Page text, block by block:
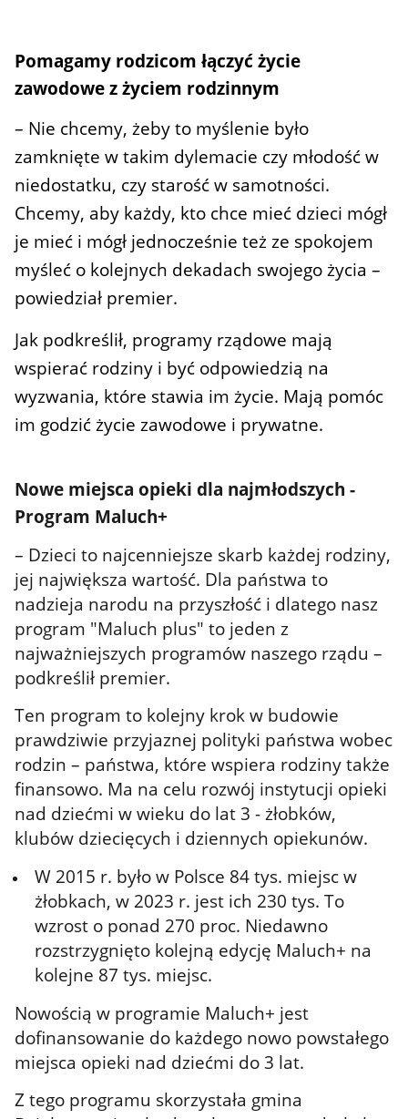
Pomagamy rodzicom łączyć życie
zawodowe z życiem rodzinnym
– Nie chcemy, żeby to myślenie było
zamknięte w takim dylemacie czy młodość w
niedostatku, czy starość w samotności.
Chcemy, aby każdy, kto chce mieć dzieci mógł
je mieć i mógł jednocześnie też ze spokojem
myśleć o kolejnych dekadach swojego życia –
powiedział premier.
Jak podkreślił, programy rządowe mają
wspierać rodziny i być odpowiedzią na
wyzwania, które stawia im życie. Mają pomóc
im godzić życie zawodowe i prywatne.
Nowe miejsca opieki dla najmłodszych -
Program Maluch+
– Dzieci to najcenniejsze skarb każdej rodziny,
jej największa wartość. Dla państwa to
nadzieja narodu na przyszłość i dlatego nasz
program "Maluch plus" to jeden z
najważniejszych programów naszego rządu –
podkreślił premier.
Ten program to kolejny krok w budowie
prawdziwie przyjaznej polityki państwa wobec
rodzin – państwa, które wspiera rodziny także
finansowo. Ma na celu rozwój instytucji opieki
nad dziećmi w wieku do lat 3 - żłobków,
klubów dziecięcych i dziennych opiekunów.
W 2015 r. było w Polsce 84 tys. miejsc w
żłobkach, w 2023 r. jest ich 230 tys. To
wzrost o ponad 270 proc. Niedawno
rozstrzygnięto kolejną edycję Maluch+ na
kolejne 87 tys. miejsc.
Nowością w programie Maluch+ jest
dofinansowanie do każdego nowo powstałego
miejsca opieki nad dziećmi do 3 lat.
Z tego programu skorzystała gmina